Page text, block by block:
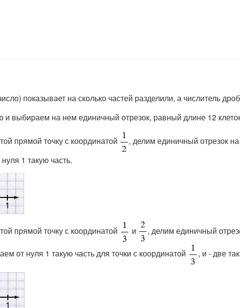
показывает на сколько частей разделили, а числитель
выбираем на нем единичный отрезок, равный длине 12
прямой точку с координатой
, делим единичный отрезок
1 такую часть.
прямой точку с координатой и
, делим единичный
от нуля 1 такую часть для точки с координатой
, и - две